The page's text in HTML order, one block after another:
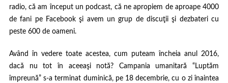
radio, că am început un podcast, că ne apropiem de aproape 4000
de fani pe Facebook şi avem un grup de discuţii şi dezbateri cu
peste 600 de oameni.
Având în vedere toate acestea, cum puteam încheia anul 2016,
dacă nu tot în aceeaşi notă? Campania umanitară “Luptăm
împreună” s-a terminat duminică, pe 18 decembrie, cu o zi înaintea